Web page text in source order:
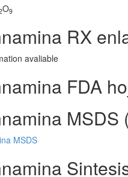
O9
RX
avaliable
FDA
MSDS
MSDS